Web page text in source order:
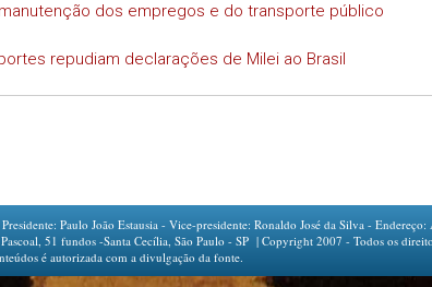
dos empregos e do transporte público
repudiam declarações de Milei ao Brasil
Paulo João Estausia - Vice-presidente: Ronaldo José da Silva -
51 fundos -Santa Cecília, São Paulo - SP | Copyright 2007 - Todos os
é autorizada com a divulgação da fonte.